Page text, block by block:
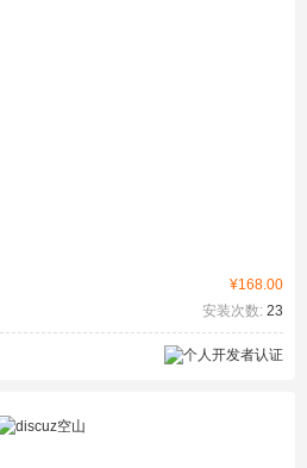
¥168.00
安装次数: 23